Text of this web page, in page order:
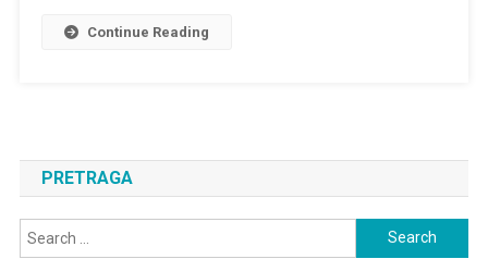
Continue Reading
PRETRAGA
Search